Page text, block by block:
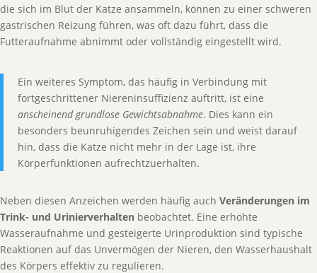
die sich im Blut der Katze ansammeln, können zu einer schweren
gastrischen Reizung führen, was oft dazu führt, dass die
Futteraufnahme abnimmt oder vollständig eingestellt wird.
Ein weiteres Symptom, das häufig in Verbindung mit
fortgeschrittener Niereninsuffizienz auftritt, ist eine
anscheinend grundlose Gewichtsabnahme. Dies kann ein
besonders beunruhigendes Zeichen sein und weist darauf
hin, dass die Katze nicht mehr in der Lage ist, ihre
Körperfunktionen aufrechtzuerhalten.
Neben diesen Anzeichen werden häufig auch Veränderungen im
Trink- und Urinierverhalten beobachtet. Eine erhöhte
Wasseraufnahme und gesteigerte Urinproduktion sind typische
Reaktionen auf das Unvermögen der Nieren, den Wasserhaushalt
des Körpers effektiv zu regulieren.